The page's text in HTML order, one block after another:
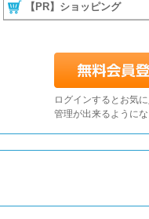
【PR】ショッピング
ログインするとお気
管理が出来るように